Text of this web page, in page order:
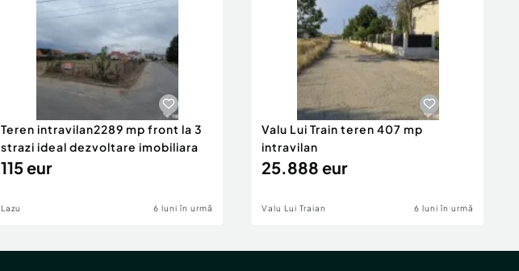
Teren intravilan2289 mp front la 3
strazi ideal dezvoltare imobiliara
115 eur
Lazu 6 luni în urmă
Valu Lui Train teren 407 mp
intravilan
25.888 eur
Valu Lui Traian 6 luni în urmă